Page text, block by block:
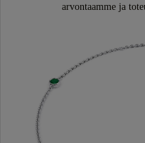
arvontaamme ja